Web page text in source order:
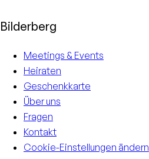
Bilderberg
Meetings & Events
Heiraten
Geschenkkarte
Über uns
Fragen
Kontakt
Cookie-Einstellungen ändern